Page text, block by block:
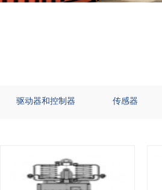
驱动器和控制器 传感器